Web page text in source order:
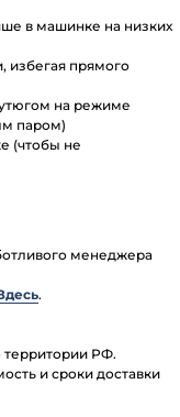
в машинке на низких
избегая прямого
на режиме
паром)
(чтобы не
менеджера
.
территории РФ.
и сроки доставки